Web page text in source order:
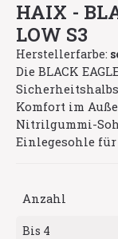
HAIX -
LOW S3
Herstellerfarbe:
Die BLACK
Komfort im
Nitrilgummi-
Einlegesohle für
Anzahl
Bis 4